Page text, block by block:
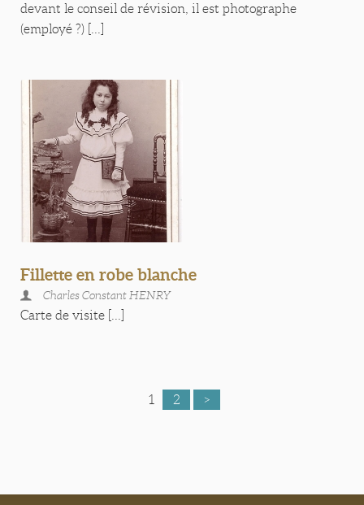
devant le conseil de révision, il est photographe
(employé ?) [...]
Fillette en robe blanche
Charles Constant HENRY
Carte de visite [...]
1 2 >